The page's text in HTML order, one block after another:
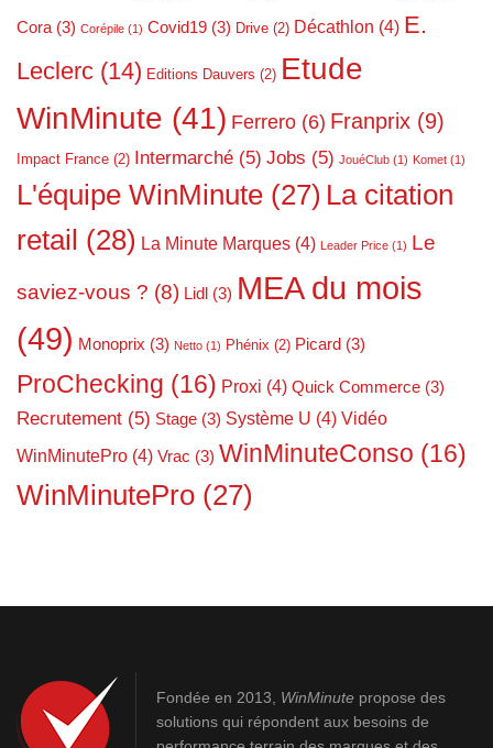
Cora (3) Corépile (1) Covid19 (3) Drive (2) Décathlon (4) E.
Leclerc (14) Editions Dauvers (2) Etude
WinMinute (41) Ferrero (6) Franprix (9)
Impact France (2) Intermarché (5) Jobs (5) JouéClub (1) Komet (1)
L'équipe WinMinute (27) La citation
retail (28) La Minute Marques (4) Leader Price (1) Le
saviez-vous ? (8) Lidl (3) MEA du mois
(49) Monoprix (3) Netto (1) Phénix (2) Picard (3)
ProChecking (16) Proxi (4) Quick Commerce (3)
Recrutement (5) Stage (3) Système U (4) Vidéo
WinMinutePro (4) Vrac (3) WinMinuteConso (16)
WinMinutePro (27)
Fondée en 2013, WinMinute propose des
solutions qui répondent aux besoins de